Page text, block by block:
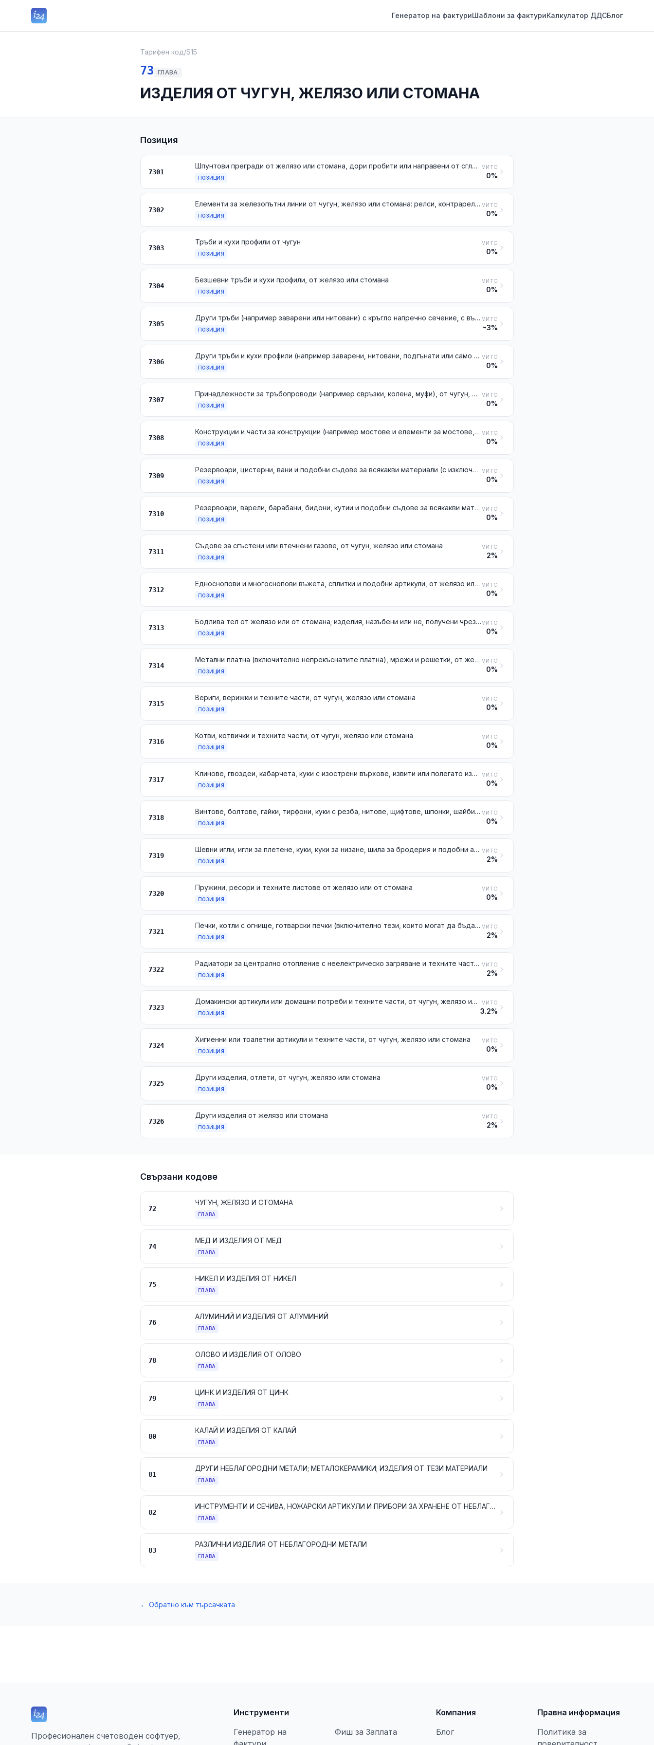
Генератор на фактуриШаблони за фактуриКалкулатор ДДСБлог
Тарифен код/S15
73 ГЛАВА
ИЗДЕЛИЯ ОТ ЧУГУН, ЖЕЛЯЗО ИЛИ СТОМАНА
Позиция
7301
Шпунтови прегради от желязо или стомана, дори пробити или направени от сглобени елементи; профили, получени чрез заваряване, от желязо или стомана
ПОЗИЦИЯ
МИТО
0%
7302
Елементи за железопътни линии от чугун, желязо или стомана: релси, контрарелси и зъбни гребени, стрелки, върхове на сърцевини, лостове за насочване на стрелките и други елементи за кръстосване или смяна на посоките, траверси, клинове, накладки, втулки, релсови подложки, затягащи планки, планки и щанги за раздалечаване и други части, специално предназначени за поставянето, съединяването или фиксирането на релсите
ПОЗИЦИЯ
МИТО
0%
7303
Тръби и кухи профили от чугун
ПОЗИЦИЯ
МИТО
0%
7304
Безшевни тръби и кухи профили, от желязо или стомана
ПОЗИЦИЯ
МИТО
0%
7305
Други тръби (например заварени или нитовани) с кръгло напречно сечение, с външен диаметър, превишаващ 406,4 mm, от желязо или от стомана
ПОЗИЦИЯ
МИТО
~3%
7306
Други тръби и кухи профили (например заварени, нитовани, подгънати или само с доближени ръбове), от желязо или от стомана
ПОЗИЦИЯ
МИТО
0%
7307
Принадлежности за тръбопроводи (например свръзки, колена, муфи), от чугун, желязо или стомана
ПОЗИЦИЯ
МИТО
0%
7308
Конструкции и части за конструкции (например мостове и елементи за мостове, врати на шлюзи, кули, стълбове, стойки, колони, скелета, покриви, врати и прозорци и техните каси и прагове за врати, рулетки за затваряне, перила и други) от чугун, желязо или стомана, с изключение на сглобяемите конструкции от № 9406; ламарини, пръти, профили, тръби и други подобни, от чугун, желязо или стомана, изработени с оглед тяхното използване в конструкцията
ПОЗИЦИЯ
МИТО
0%
7309
Резервоари, цистерни, вани и подобни съдове за всякакви материали (с изключение на сгъстените или втечнени газове), от чугун, желязо или стомана, с вместимост над 300 l, без механични или термични устройства, дори с вътрешна или топлоизолационна облицовка
ПОЗИЦИЯ
МИТО
0%
7310
Резервоари, варели, барабани, бидони, кутии и подобни съдове за всякакви материали (с изключение на сгъстените или втечнени газове), от чугун, желязо или стомана, с вместимост, непревишаваща 300 l, без механични или термични устройства, дори с вътрешна или топлоизолационна облицовка
ПОЗИЦИЯ
МИТО
0%
7311
Съдове за сгъстени или втечнени газове, от чугун, желязо или стомана
ПОЗИЦИЯ
МИТО
2%
7312
Едноснопови и многоснопови въжета, сплитки и подобни артикули, от желязо или от стомана, без електрическа изолация
ПОЗИЦИЯ
МИТО
0%
7313
Бодлива тел от желязо или от стомана; изделия, назъбени или не, получени чрез усукване на тел или на ленти, от желязо или от стомана от видовете, използвани за огради
ПОЗИЦИЯ
МИТО
0%
7314
Метални платна (включително непрекъснатите платна), мрежи и решетки, от железни или от стоманени телове; разтеглени ламарини и ленти, от желязо или от стомана
ПОЗИЦИЯ
МИТО
0%
7315
Вериги, верижки и техните части, от чугун, желязо или стомана
ПОЗИЦИЯ
МИТО
0%
7316
Котви, котвички и техните части, от чугун, желязо или стомана
ПОЗИЦИЯ
МИТО
0%
7317
Клинове, гвоздеи, кабарчета, куки с изострени върхове, извити или полегато изрязани скоби (различни от тези от № 8305) и подобни артикули, от чугун, желязо или стомана, дори с глави от друг материал, с изключение на артикулите с глави от мед
ПОЗИЦИЯ
МИТО
0%
7318
Винтове, болтове, гайки, тирфони, куки с резба, нитове, щифтове, шпонки, шайби (включително федершайбите) и подобни артикули, от чугун, желязо или стомана
ПОЗИЦИЯ
МИТО
0%
7319
Шевни игли, игли за плетене, куки, куки за низане, шила за бродерия и подобни артикули за ръчна употреба, от желязо или от стомана; безопасни игли и други игли за прикрепване (карфици) от желязо или от стомана, неупоменати, нито включени другаде
ПОЗИЦИЯ
МИТО
2%
7320
Пружини, ресори и техните листове от желязо или от стомана
ПОЗИЦИЯ
МИТО
0%
7321
Печки, котли с огнище, готварски печки (включително тези, които могат да бъдат използвани допълнително и за централно отопление), скари, мангали, газови котлони, устройства за затопляне на ястия и подобни неелектрически уреди за домашна употреба, както и техните части от чугун, желязо или стомана
ПОЗИЦИЯ
МИТО
2%
7322
Радиатори за централно отопление с неелектрическо загряване и техните части, от чугун, желязо или стомана; генератори и разпределители на горещ въздух (включително разпределителите, можещи също да функционират като разпределители на свеж или кондициониран въздух), с неелектрическо загряване, съдържащи вентилатор или въздуходувка с мотор, и техните части, от чугун, желязо или стомана
ПОЗИЦИЯ
МИТО
2%
7323
Домакински артикули или домашни потреби и техните части, от чугун, желязо или стомана; желязна или стоманена вълна; гъби (телени), кърпи, ръкавици и подобни артикули за чистене, полиране или аналогична употреба, от желязо или стомана
ПОЗИЦИЯ
МИТО
3.2%
7324
Хигиенни или тоалетни артикули и техните части, от чугун, желязо или стомана
ПОЗИЦИЯ
МИТО
0%
7325
Други изделия, отлети, от чугун, желязо или стомана
ПОЗИЦИЯ
МИТО
0%
7326
Други изделия от желязо или стомана
ПОЗИЦИЯ
МИТО
2%
Свързани кодове
72
ЧУГУН, ЖЕЛЯЗО И СТОМАНА
ГЛАВА
74
МЕД И ИЗДЕЛИЯ ОТ МЕД
ГЛАВА
75
НИКЕЛ И ИЗДЕЛИЯ ОТ НИКЕЛ
ГЛАВА
76
АЛУМИНИЙ И ИЗДЕЛИЯ ОТ АЛУМИНИЙ
ГЛАВА
78
ОЛОВО И ИЗДЕЛИЯ ОТ ОЛОВО
ГЛАВА
79
ЦИНК И ИЗДЕЛИЯ ОТ ЦИНК
ГЛАВА
80
КАЛАЙ И ИЗДЕЛИЯ ОТ КАЛАЙ
ГЛАВА
81
ДРУГИ НЕБЛАГОРОДНИ МЕТАЛИ; МЕТАЛОКЕРАМИКИ; ИЗДЕЛИЯ ОТ ТЕЗИ МАТЕРИАЛИ
ГЛАВА
82
ИНСТРУМЕНТИ И СЕЧИВА, НОЖАРСКИ АРТИКУЛИ И ПРИБОРИ ЗА ХРАНЕНЕ ОТ НЕБЛАГОРОДНИ МЕТАЛИ; ЧАСТИ ЗА ТЕЗИ АРТИКУЛИ ОТ НЕБЛАГОРОДНИ МЕТАЛИ
ГЛАВА
83
РАЗЛИЧНИ ИЗДЕЛИЯ ОТ НЕБЛАГОРОДНИ МЕТАЛИ
ГЛАВА
← Обратно към търсачката
Професионален счетоводен софтуер,
Инструменти
Генератор на
Фиш за Заплата
Компания
Блог
Правна информация
Политика за